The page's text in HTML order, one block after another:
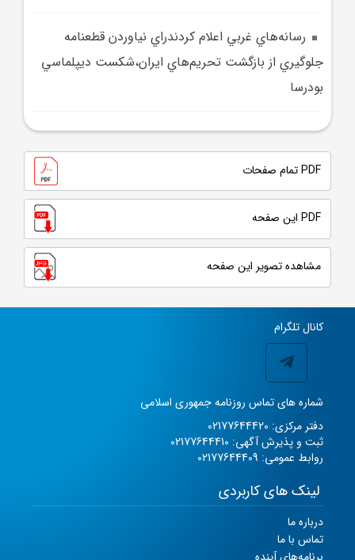
رسانه‌هاي غربي اعلام کردندراي نياوردن قطعنامه
جلوگيري از بازگشت تحريم‌هاي ايران،شکست ديپلماسي
بودرسا
PDF تمام صفحات
PDF این صفحه
مشاهده تصویر این صفحه
کانال تلگرام
شماره های تماس روزنامه جمهوری اسلامی
دفتر مرکزی: 02177644420
ثبت و پذیرش آگهی: 02177644410
روابط عمومی: 02177644409
لینک های کاربردی
درباره ما
تماس با ما